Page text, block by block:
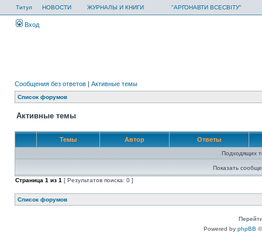
Титул НОВОСТИ ЖУРНАЛЫ И КНИГИ "АРГОНАВТИ ВСЕСВІТУ"
Вход
Сообщения без ответов | Активные темы
Список форумов
Активные темы
Темы Автор Ответы
Подходящих
Показать
Страница 1 из 1 [ Результатов поиска: 0 ]
Список форумов
Powered by phpBB